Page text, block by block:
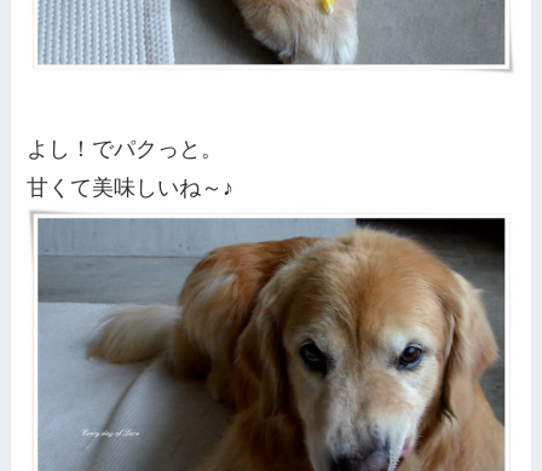
よし！でパクっと。
甘くて美味しいね～♪